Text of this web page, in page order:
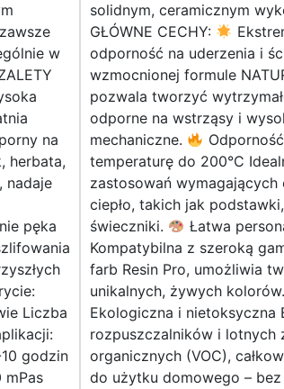
w
na
herbata,
nadaje
pęka
Liczba
godzin
mPas
solidnym, ceramicznym
GŁÓWNE CECHY:
odporność na uderzenia i
wzmocnionej formule
pozwala tworzyć
odporne na wstrząsy i
mechaniczne.
temperaturę do 200°C
zastosowań wymagających
ciepło, takich jak
świeczniki.
Łatwa
Kompatybilna z szeroką
farb Resin Pro, umożliwia
unikalnych, żywych kolorów.
Ekologiczna i nietoksyczna
rozpuszczalników i lotnych
organicznych (VOC),
do użytku domowego –